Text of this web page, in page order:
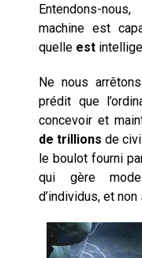
Entendons-
machine est
quelle est
Ne nous
prédit que
concevoir et
de trillions de
le boulot fourni
qui gère
d’individus, et